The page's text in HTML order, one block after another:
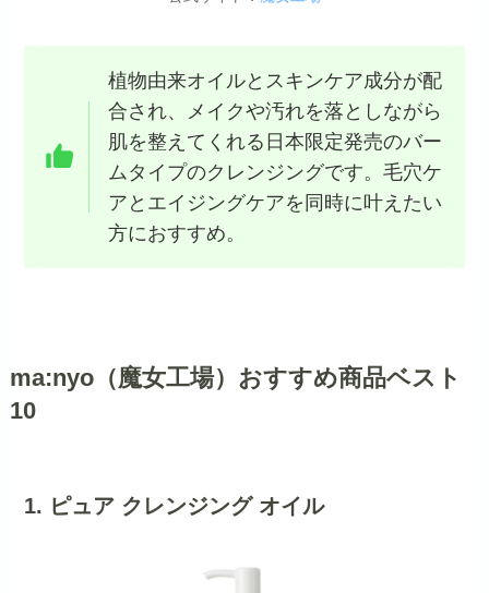
植物由来オイルとスキンケア成分が配
合され、メイクや汚れを落としながら
肌を整えてくれる日本限定発売のバー
ムタイプのクレンジングです。毛穴ケ
アとエイジングケアを同時に叶えたい
方におすすめ。
ma:nyo（魔女工場）おすすめ商品ベスト
10
1. ピュア クレンジング オイル